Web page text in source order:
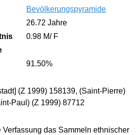
Bevölkerungspyramide
26.72 Jahre
0.98 M/ F
91.50%
(Z 1999) 158139, (Saint-Pierre)
Paul) (Z 1999) 87712
das Sammeln ethnischer